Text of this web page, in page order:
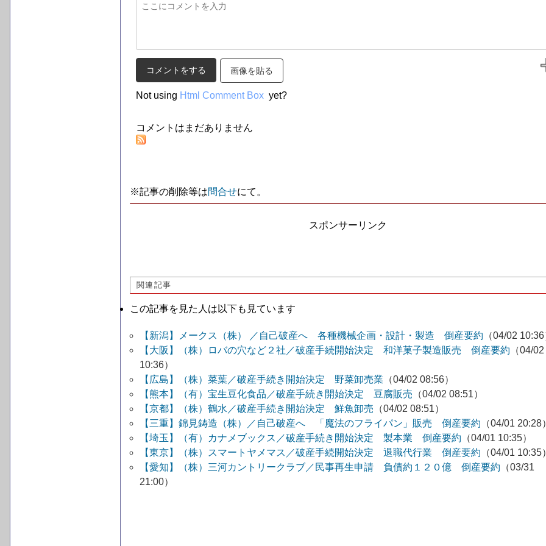
画像を貼る
Not using Html Comment Box yet?
コメントはまだありません
※記事の削除等は問合せにて。
スポンサーリンク
関連記事
この記事を見た人は以下も見ています
【新潟】メークス（株） ／自己破産へ 各種機械企画・設計・製造 倒産要約 （04/02 10:36
【大阪】（株）ロバの穴など２社／破産手続開始決定 和洋菓子製造販売 倒産要約 （04/02
10:36）
【広島】（株）菜葉／破産手続き開始決定 野菜卸売業 （04/02 08:56）
【熊本】（有）宝生豆化食品／破産手続き開始決定 豆腐販売 （04/02 08:51）
【京都】（株）鶴水／破産手続き開始決定 鮮魚卸売 （04/02 08:51）
【三重】錦見鋳造（株）／自己破産へ 「魔法のフライパン」販売 倒産要約 （04/01 20:28）
【埼玉】（有）カナメブックス／破産手続き開始決定 製本業 倒産要約 （04/01 10:35）
【東京】（株）スマートヤメマス／破産手続開始決定 退職代行業 倒産要約 （04/01 10:35）
【愛知】（株）三河カントリークラブ／民事再生申請 負債約１２０億 倒産要約 （03/31
21:00）